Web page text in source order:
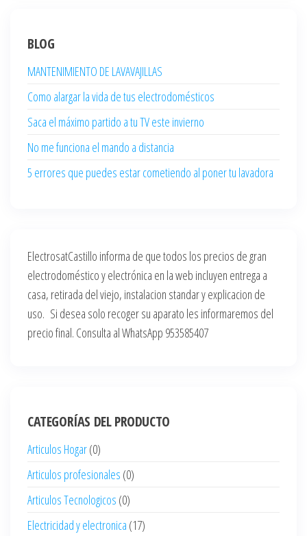
BLOG
MANTENIMIENTO DE LAVAVAJILLAS
Como alargar la vida de tus electrodomésticos
Saca el máximo partido a tu TV este invierno
No me funciona el mando a distancia
5 errores que puedes estar cometiendo al poner tu lavadora
ElectrosatCastillo informa de que todos los precios de gran
electrodoméstico y electrónica en la web incluyen entrega a
casa, retirada del viejo, instalacion standar y explicacion de
uso. Si desea solo recoger su aparato les informaremos del
precio final. Consulta al WhatsApp 953585407
CATEGORÍAS DEL PRODUCTO
Articulos Hogar(0)
Articulos profesionales (0)
Articulos Tecnologicos (0)
Electricidad y electronica (17)